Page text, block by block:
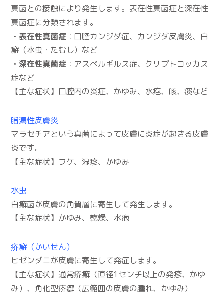
真菌との接触により発生します。表在性真菌症と深在性
真菌症に分類されます。
・表在性真菌症 ：口腔カンジダ症、カンジダ皮膚炎、白
癬（水虫・たむし）など
・深在性真菌症 ：アスペルギルス症、クリプトコッカス
症など
【主な症状】口腔内の炎症、かゆみ、水疱、咳、痰など
脂漏性皮膚炎
マラセチアという真菌によって皮膚に炎症が起きる皮膚
炎です。
【主な症状】フケ、湿疹、かゆみ
水虫
白癬菌が皮膚の角質層に寄生して発生します。
【主な症状】かゆみ、乾燥、水疱
疥癬（かいせん）
ヒゼンダニが皮膚に寄生して発症します。
【主な症状】通常疥癬（直径1センチ以上の発疹、かゆ
み）、角化型疥癬（広範囲の皮膚の腫れ、かゆみ）